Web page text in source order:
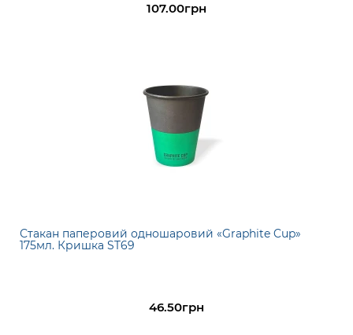
107.00грн
Стакан паперовий одношаровий «Graphite Cup»
175мл. Кришка ST69
46.50грн